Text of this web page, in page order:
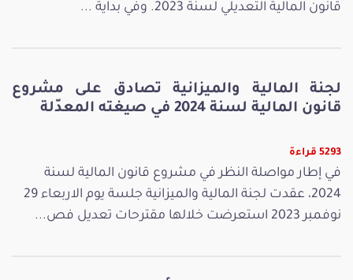
قانون المالية التعديلي لسنة 2023. وفي بداية ...
لجنة المالية والميزانية تصادق على مشروع
قانون المالية لسنة 2024 في صيغته المعدّلة
5293 قراءة
في إطار مواصلة النظر في مشروع قانون المالية لسنة
2024، عقدت لجنة المالية والميزانية جلسة يوم الاربعاء 29
نوفمبر 2023 استعرضت خلالها مقترحات تعديل فص...